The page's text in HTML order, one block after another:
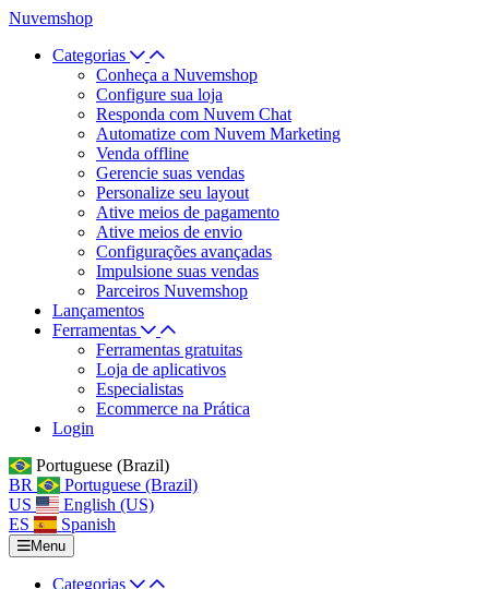
Nuvemshop
Categorias
Conheça a Nuvemshop
Configure sua loja
Responda com Nuvem Chat
Automatize com Nuvem Marketing
Venda offline
Gerencie suas vendas
Personalize seu layout
Ative meios de pagamento
Ative meios de envio
Configurações avançadas
Impulsione suas vendas
Parceiros Nuvemshop
Lançamentos
Ferramentas
Ferramentas gratuitas
Loja de aplicativos
Especialistas
Ecommerce na Prática
Login
Portuguese (Brazil)
BR
Portuguese (Brazil)
US
English (US)
ES
Spanish
Menu
Categorias